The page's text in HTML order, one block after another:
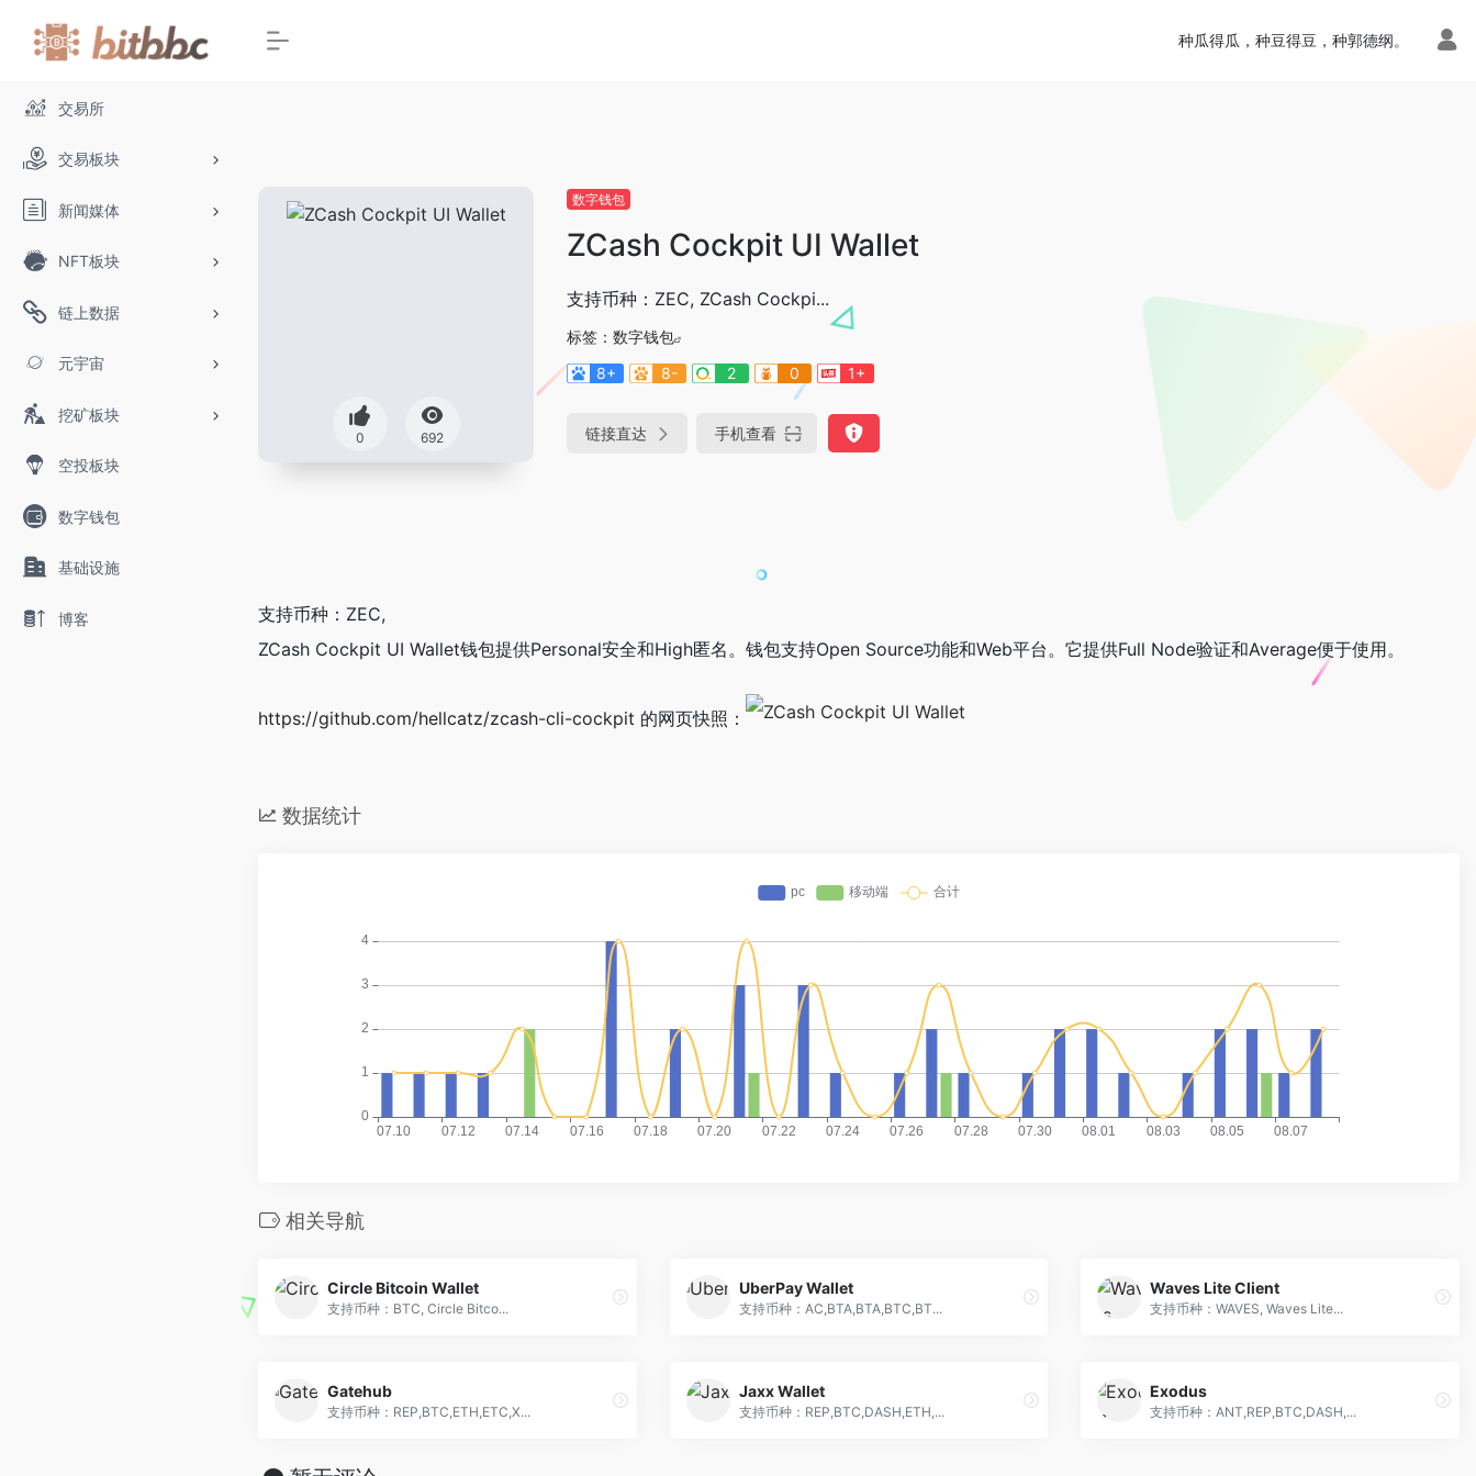
交易所
交易板块
新闻媒体
NFT板块
链上数据
元宇宙
挖矿板块
空投板块
数字钱包
基础设施
博客
种瓜得瓜，种豆得豆，种郭德纲。
0 692
数字钱包
ZCash Cockpit UI Wallet
支持币种：ZEC, ZCash Cockpi...
标签： 数字钱包
8+
8- 2 0 1+
链接直达 手机查看
支持币种：ZEC,
ZCash Cockpit UI Wallet钱包提供Personal安全和High匿名。钱包支持Open Source功能和Web平台。它提供Full Node验证和Average便于使用。
https://github.com/hellcatz/zcash-cli-cockpit 的网页快照：
数据统计
相关导航
Circle Bitcoin Wallet
支持币种：BTC, Circle Bitco...
UberPay Wallet
支持币种：AC,BTA,BTA,BTC,BT...
Waves Lite Client
支持币种：WAVES, Waves Lite...
Gatehub
支持币种：REP,BTC,ETH,ETC,X...
Jaxx Wallet
支持币种：REP,BTC,DASH,ETH,...
Exodus
支持币种：ANT,REP,BTC,DASH,...